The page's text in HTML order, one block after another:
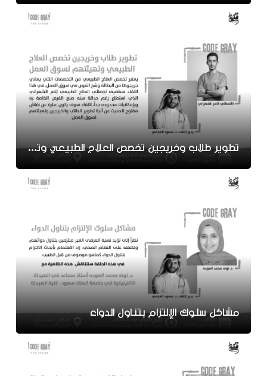
تطوير طلاب وخريجين تخصص العلاج الطبيعي وتهيئتهم لسوق العمل
مشاكل سلوك الإلتزام بتناول الدواء